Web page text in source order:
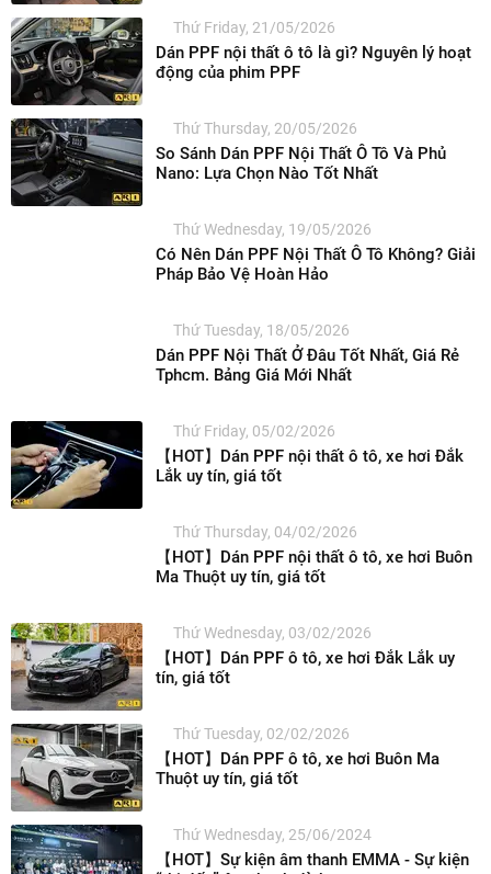
Thứ Friday, 21/05/2026
Dán PPF nội thất ô tô là gì? Nguyên lý hoạt
động của phim PPF
Thứ Thursday, 20/05/2026
So Sánh Dán PPF Nội Thất Ô Tô Và Phủ
Nano: Lựa Chọn Nào Tốt Nhất
Thứ Wednesday, 19/05/2026
Có Nên Dán PPF Nội Thất Ô Tô Không? Giải
Pháp Bảo Vệ Hoàn Hảo
Thứ Tuesday, 18/05/2026
Dán PPF Nội Thất Ở Đâu Tốt Nhất, Giá Rẻ
Tphcm. Bảng Giá Mới Nhất
Thứ Friday, 05/02/2026
【HOT】Dán PPF nội thất ô tô, xe hơi Đắk
Lắk uy tín, giá tốt
Thứ Thursday, 04/02/2026
【HOT】Dán PPF nội thất ô tô, xe hơi Buôn
Ma Thuột uy tín, giá tốt
Thứ Wednesday, 03/02/2026
【HOT】Dán PPF ô tô, xe hơi Đắk Lắk uy
tín, giá tốt
Thứ Tuesday, 02/02/2026
【HOT】Dán PPF ô tô, xe hơi Buôn Ma
Thuột uy tín, giá tốt
Thứ Wednesday, 25/06/2024
【HOT】Sự kiện âm thanh EMMA - Sự kiện